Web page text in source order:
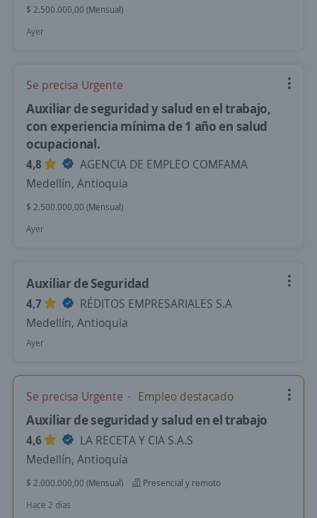
$ 2.500.000,00 (Mensual)
Ayer
Se precisa Urgente
Auxiliar de seguridad y salud en el trabajo,
con experiencia mínima de 1 año en salud
ocupacional.
4,8
AGENCIA DE EMPLEO COMFAMA
Medellín, Antioquia
$ 2.500.000,00 (Mensual)
Ayer
Auxiliar de Seguridad
4,7
RÉDITOS EMPRESARIALES S.A
Medellín, Antioquia
Ayer
Se precisa Urgente Empleo destacado
Auxiliar de seguridad y salud en el trabajo
4,6
LA RECETA Y CIA S.A.S
Medellín, Antioquia
$ 2.000.000,00 (Mensual)
Presencial y remoto
Hace 2 días